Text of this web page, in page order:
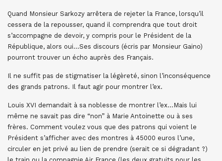
Quand Monsieur Sarkozy arrêtera de rejeter la France, lorsqu’il
cessera de la repousser, quand il comprendra que tout droit
s’accompagne de devoir, y compris pour le Président de la
République, alors oui…Ses discours (écris par Monsieur Gaino)
pourront trouver un écho auprès des Français.
Il ne suffit pas de stigmatiser la légèreté, sinon l’inconséquence
des grands patrons. Il faut agir pour montrer l’ex.
Louis XVI demandait à sa noblesse de montrer l’ex…Mais lui
même ne savait pas dire “non” à Marie Antoinette ou à ses
frères. Comment voulez vous que des patrons qui voient le
Président s’afficher avec des montres à 45000 euros l’une,
circuler en jet privé au lien de prendre (serait ce si dégradant ?)